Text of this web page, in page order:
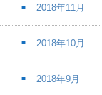
2018年11月
2018年10月
2018年9月